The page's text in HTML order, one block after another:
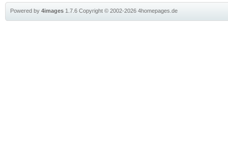
Powered by 4images 1.7.6 Copyright © 2002-2026 4homepages.de